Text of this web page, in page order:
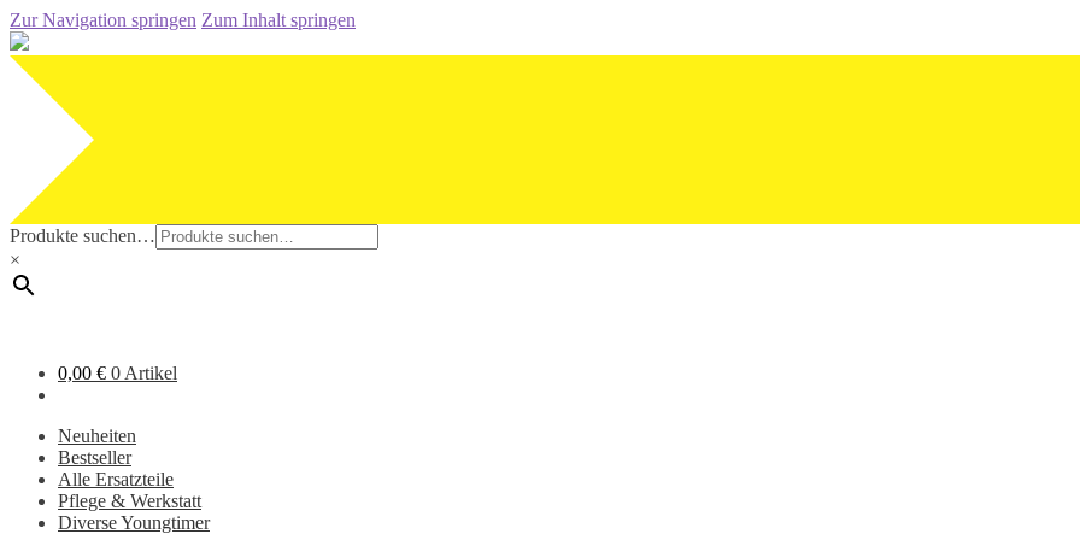
Zur Navigation springen Zum Inhalt springen
Produkte suchen…
×
0,00 € 0 Artikel
Neuheiten
Bestseller
Alle Ersatzteile
Pflege & Werkstatt
Diverse Youngtimer